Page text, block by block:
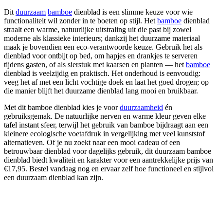
Dit duurzaam bamboe dienblad is een slimme keuze voor wie
functionaliteit wil zonder in te boeten op stijl. Het bamboe dienblad
straalt een warme, natuurlijke uitstraling uit die past bij zowel
moderne als klassieke interieurs; dankzij het duurzame materiaal
maak je bovendien een eco-verantwoorde keuze. Gebruik het als
dienblad voor ontbijt op bed, om hapjes en drankjes te serveren
tijdens gasten, of als sierstuk met kaarsen en planten — het bamboe
dienblad is veelzijdig en praktisch. Het onderhoud is eenvoudig:
veeg het af met een licht vochtige doek en laat het goed drogen; op
die manier blijft het duurzame dienblad lang mooi en bruikbaar.
Met dit bamboe dienblad kies je voorduurzaamheid én
gebruiksgemak. De natuurlijke nerven en warme kleur geven elke
tafel instant sfeer, terwijl het gebruik van bamboe bijdraagt aan een
kleinere ecologische voetafdruk in vergelijking met veel kunststof
alternatieven. Of je nu zoekt naar een mooi cadeau of een
betrouwbaar dienblad voor dagelijks gebruik, dit duurzaam bamboe
dienblad biedt kwaliteit en karakter voor een aantrekkelijke prijs van
€17,95. Bestel vandaag nog en ervaar zelf hoe functioneel en stijlvol
een duurzaam dienblad kan zijn.